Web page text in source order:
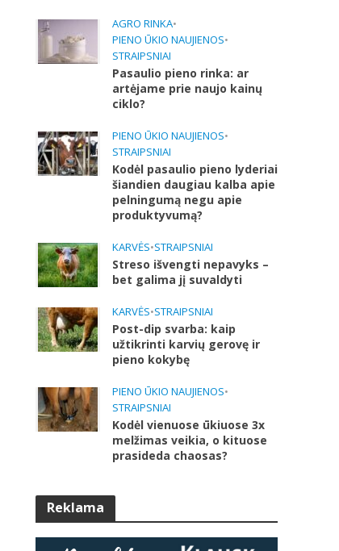
AGRO RINKA•
PIENO ŪKIO NAUJIENOS•
STRAIPSNIAI
Pasaulio pieno rinka: ar
artėjame prie naujo kainų
ciklo?
PIENO ŪKIO NAUJIENOS•
STRAIPSNIAI
Kodėl pasaulio pieno lyderiai
šiandien daugiau kalba apie
pelningumą negu apie
produktyvumą?
KARVĖS•STRAIPSNIAI
Streso išvengti nepavyks –
bet galima jį suvaldyti
KARVĖS•STRAIPSNIAI
Post-dip svarba: kaip
užtikrinti karvių gerovę ir
pieno kokybę
PIENO ŪKIO NAUJIENOS•
STRAIPSNIAI
Kodėl vienuose ūkiuose 3x
melžimas veikia, o kituose
prasideda chaosas?
Reklama